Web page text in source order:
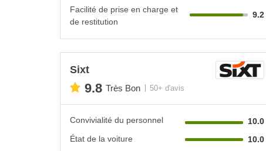
Facilité de prise en charge et
de restitution
9.2
Sixt
9.8 Très Bon 50+ d'avis
Convivialité du personnel
10.0
État de la voiture
10.0